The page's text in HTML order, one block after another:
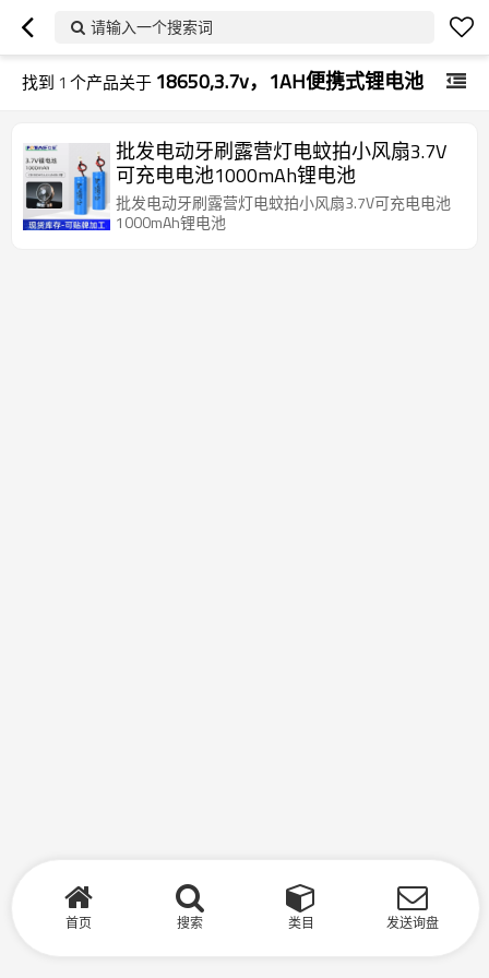
请输入一个搜索词
找到 1 个产品关于 18650,3.7v，1AH便携式锂电池
批发电动牙刷露营灯电蚊拍小风扇3.7V
可充电电池1000mAh锂电池
批发电动牙刷露营灯电蚊拍小风扇3.7V可充电电池
1000mAh锂电池
首页 搜索 类目 发送询盘